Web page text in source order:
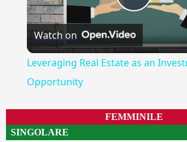
Play
Video
Watch on
Leveraging Real Estate as an
Opportunity
FEMMINILE
SINGOLARE